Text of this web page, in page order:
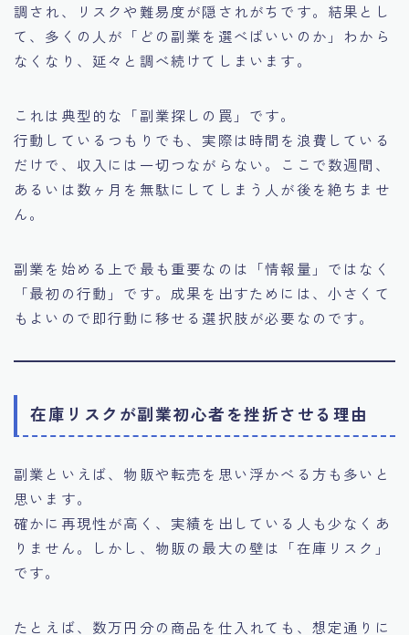
調され、リスクや難易度が隠されがちです。結果とし
て、多くの人が「どの副業を選べばいいのか」わから
なくなり、延々と調べ続けてしまいます。
これは典型的な「副業探しの罠」です。
行動しているつもりでも、実際は時間を浪費している
だけで、収入には一切つながらない。ここで数週間、
あるいは数ヶ月を無駄にしてしまう人が後を絶ちませ
ん。
副業を始める上で最も重要なのは「情報量」ではなく
「最初の行動」です。成果を出すためには、小さくて
もよいので即行動に移せる選択肢が必要なのです。
在庫リスクが副業初心者を挫折させる理由
副業といえば、物販や転売を思い浮かべる方も多いと
思います。
確かに再現性が高く、実績を出している人も少なくあ
りません。しかし、物販の最大の壁は「在庫リスク」
です。
たとえば、数万円分の商品を仕入れても、想定通りに